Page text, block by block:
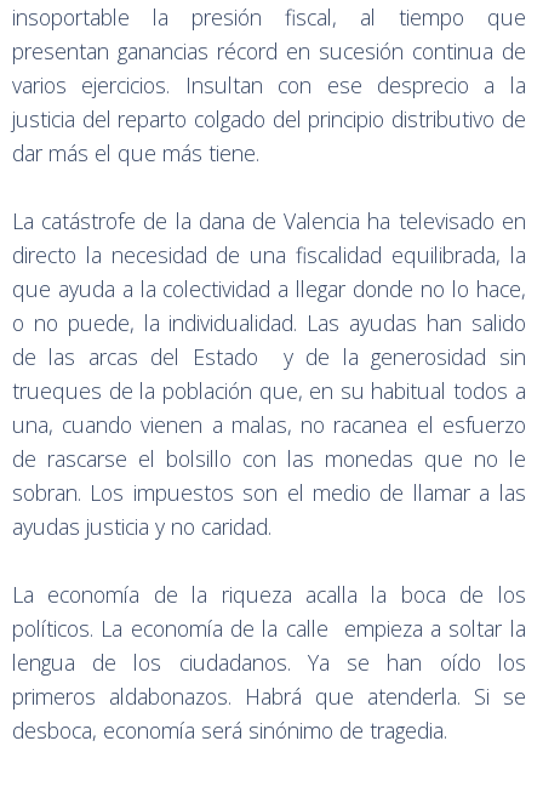
insoportable la presión fiscal, al tiempo que
presentan ganancias récord en sucesión continua de
varios ejercicios. Insultan con ese desprecio a la
justicia del reparto colgado del principio distributivo de
dar más el que más tiene.
La catástrofe de la dana de Valencia ha televisado en
directo la necesidad de una fiscalidad equilibrada, la
que ayuda a la colectividad a llegar donde no lo hace,
o no puede, la individualidad. Las ayudas han salido
de las arcas del Estado y de la generosidad sin
trueques de la población que, en su habitual todos a
una, cuando vienen a malas, no racanea el esfuerzo
de rascarse el bolsillo con las monedas que no le
sobran. Los impuestos son el medio de llamar a las
ayudas justicia y no caridad.
La economía de la riqueza acalla la boca de los
políticos. La economía de la calle empieza a soltar la
lengua de los ciudadanos. Ya se han oído los
primeros aldabonazos. Habrá que atenderla. Si se
desboca, economía será sinónimo de tragedia.